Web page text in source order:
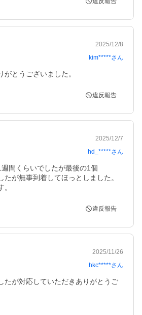
2025/12/8
kim*****さん
とうございました。
違反報告
2025/12/7
hd_*****さん
間くらいでしたが最後の1個
たが無事到着してほっとしました。
違反報告
2025/11/26
hkc*****さん
たが対応していただきありがとうご